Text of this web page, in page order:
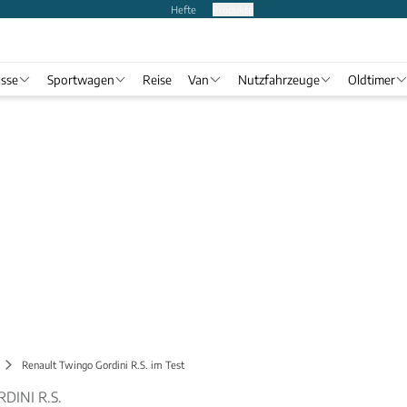
Hefte
Sportwagen Reise Van Nutzfahrzeuge Oldtimer
Renault Twingo Gordini R.S. im Test
R.S.